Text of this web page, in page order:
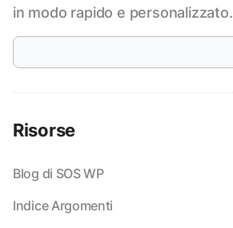
in modo rapido e personalizzato.
Risorse
Blog di SOS WP
Indice Argomenti